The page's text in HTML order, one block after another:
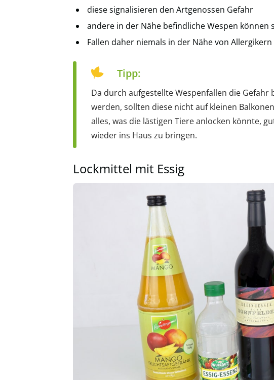
diese signalisieren den Artgenossen Gefahr
andere in der Nähe befindliche Wespen können
Fallen daher niemals in der Nähe von
Tipp:
Da durch aufgestellte Wespenfallen die
werden, sollten diese nicht auf kleinen
alles, was die lästigen Tiere anlocken könnte,
wieder ins Haus zu bringen.
Lockmittel mit Essig